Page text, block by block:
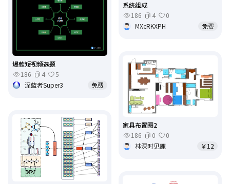
爆款短视频选题
186
4
5
深蓝者Super3
免费
系统组成
186
4
0
MXcRKXPH
免费
家具布置图2
186
0
0
林深时见鹿
￥12